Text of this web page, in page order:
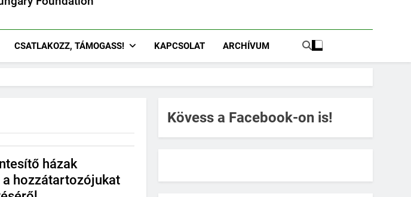
CSATLAKOZZ, TÁMOGASS! KAPCSOLAT ARCHÍVUM
házak
a hozzátartozójukat
Kövess a Facebook-on is!